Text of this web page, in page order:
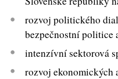
rozvoj politického
bezpečnostní politice
intenzívní sektorová
rozvoj ekonomických